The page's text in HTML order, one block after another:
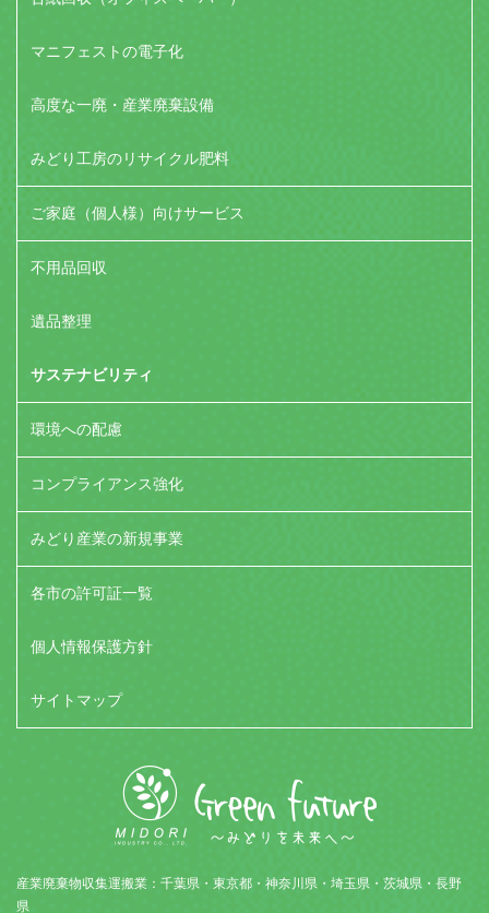
マニフェストの電子化
高度な一廃・産業廃棄設備
みどり工房のリサイクル肥料
ご家庭（個人様）向けサービス
不用品回収
遺品整理
サステナビリティ
環境への配慮
コンプライアンス強化
みどり産業の新規事業
各市の許可証一覧
個人情報保護方針
サイトマップ
産業廃棄物収集運搬業：千葉県・東京都・神奈川県・埼玉県・茨城県・長野
県